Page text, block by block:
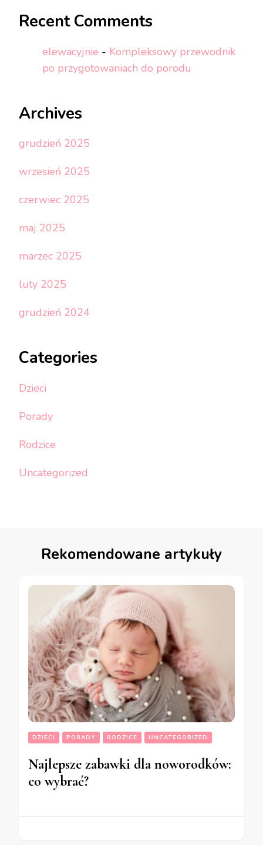
Recent Comments
elewacyjnie - Kompleksowy przewodnik
po przygotowaniach do porodu
Archives
grudzień 2025
wrzesień 2025
czerwiec 2025
maj 2025
marzec 2025
luty 2025
grudzień 2024
Categories
Dzieci
Porady
Rodzice
Uncategorized
Rekomendowane artykuły
DZIECI PORADY RODZICE UNCATEGORIZED
Najlepsze zabawki dla noworodków:
co wybrać?